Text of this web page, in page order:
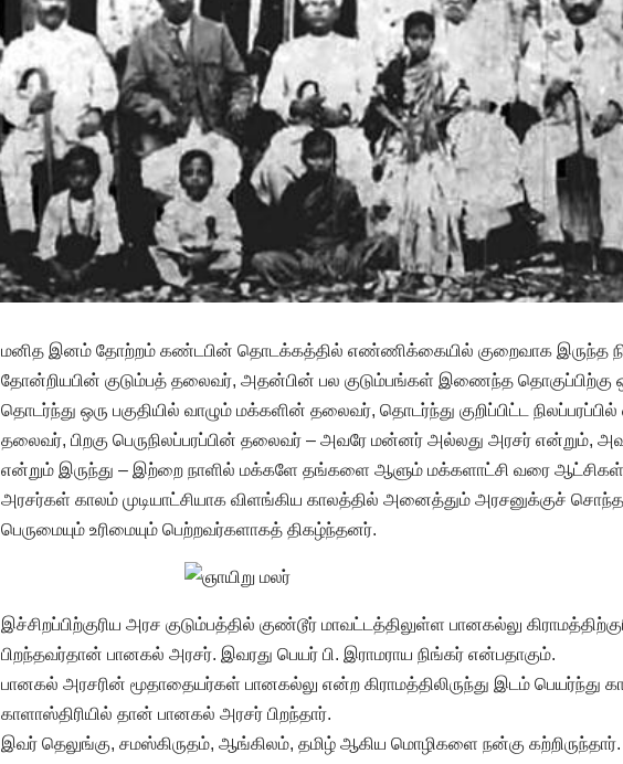
மனித இனம் தோற்றம் கண்டபின் தொடக்கத்தில் எண்ணிக்கையில் குறைவாக இருந்த
தோன்றியபின் குடும்பத் தலைவர், அதன்பின் பல குடும்பங்கள் இணைந்த
தொடர்ந்து ஒரு பகுதியில் வாழும் மக்களின் தலைவர், தொடர்ந்து குறிப்பிட்ட
தலைவர், பிறகு பெருநிலப்பரப்பின் தலைவர் – அவரே மன்னர் அல்லது அரசர் என்றும்,
என்றும் இருந்து – இற்றை நாளில் மக்களே தங்களை ஆளும் மக்களாட்சி வரை
அரசர்கள் காலம் முடியாட்சியாக விளங்கிய காலத்தில் அனைத்தும் அரசனுக்குச்
பெருமையும் உரிமையும் பெற்றவர்களாகத் திகழ்ந்தனர்.
இச்சிறப்பிற்குரிய அரச குடும்பத்தில் குண்டூர் மாவட்டத்திலுள்ள பானகல்லு
பிறந்தவர்தான் பானகல் அரசர். இவரது பெயர் பி. இராமராய நிங்கர் என்பதாகும்.
பானகல் அரசரின் மூதாதையர்கள் பானகல்லு என்ற கிராமத்திலிருந்து இடம் பெயர்ந்து
காளாஸ்திரியில் தான் பானகல் அரசர் பிறந்தார்.
இவர் தெலுங்கு, சமஸ்கிருதம், ஆங்கிலம், தமிழ் ஆகிய மொழிகளை நன்கு